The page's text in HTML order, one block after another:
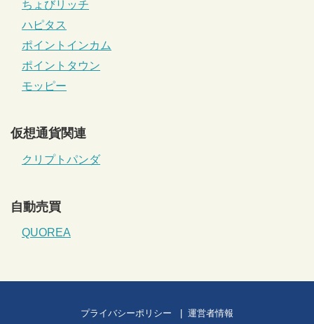
ちょびリッチ
ハピタス
ポイントインカム
ポイントタウン
モッピー
仮想通貨関連
クリプトパンダ
自動売買
QUOREA
プライバシーポリシー 運営者情報